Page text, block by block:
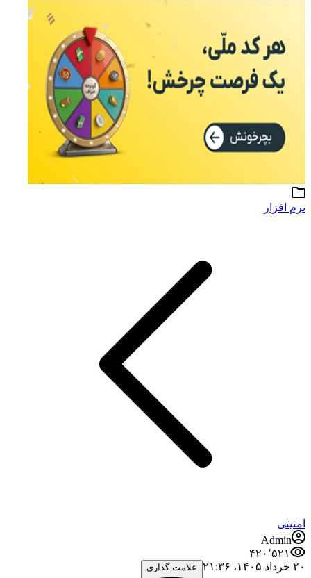
نرم افزار
امنیتی
Admin
۴۲۰٬۵۲۱
۲۰ خرداد ۱۴۰۵،‏ ۲۱:۳۶
علامت گذاری